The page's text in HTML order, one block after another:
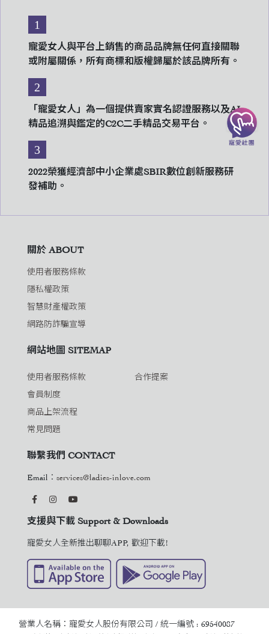
1
寵愛女人與平台上銷售的商品品牌無任何直接關聯
或附屬關係，所有商標和版權歸屬於該品牌所有。
2
「寵愛女人」為一個提供賣家實名認證服務以及AI
精品追溯與鑑定的C2C二手精品交易平台。
3
2022榮獲經濟部中小企業處SBIR數位創新服務研
發補助。
關於 ABOUT
使用者服務條款
隱私權政策
智慧財產權政策
網路防詐騙宣導
網站地圖 SITEMAP
使用者服務條款
會員制度
商品上架流程
常見問題
合作提案
聯繫我們 CONTACT
Email： services@ladies-inlove.com
支援與下載 Support & Downloads
寵愛女人全新推出聊聊APP, 歡迎下載!
營業人名稱：寵愛女人股份有限公司 / 統一編號 : 69540087